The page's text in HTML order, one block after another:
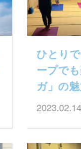
ひとり
ープで
ガ」の魅
2023.02.14